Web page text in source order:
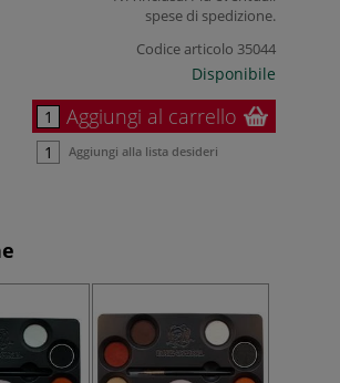
spese di spedizione.
Codice articolo 35044
Disponibile
Aggiungi al carrello
Aggiungi alla lista desideri